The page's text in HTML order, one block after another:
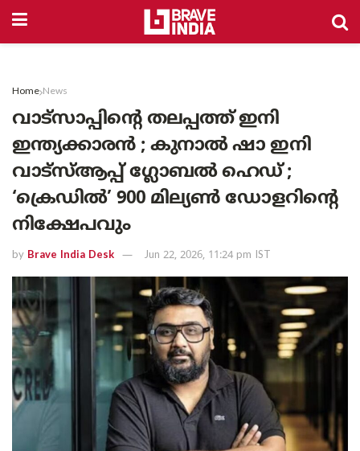
Home News
വാട്സാപ്പിന്റെ തലപ്പത്ത് ഇനി
ഇന്ത്യക്കാരൻ ; കുനാൽ ഷാ ഇനി
വാട്സ്ആപ്പ് ഗ്ലോബൽ ഹെഡ് ;
‘ക്രെഡിൽ’ 900 മില്യൺ ഡോളറിന്റെ
നിക്ഷേപവും
by Brave India Desk Jun 22, 2026, 11:24 pm IST